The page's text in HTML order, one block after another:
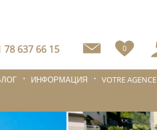
78 637 66 15 0
ИНФОРМАЦИЯ
VOTRE AGENCE